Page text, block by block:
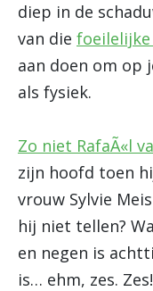
diep in de
van die
aan doen om op
als fysiek.
Zo niet RafaÃ«l
zijn hoofd toen
vrouw Sylvie
hij niet tellen?
en negen is
is… ehm, zes.